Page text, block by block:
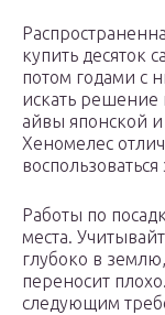
купить десяток
потом годами с
искать решение
айвы японской и
Хеномелес
Работы по
места.
глубоко в
переносит
следующим